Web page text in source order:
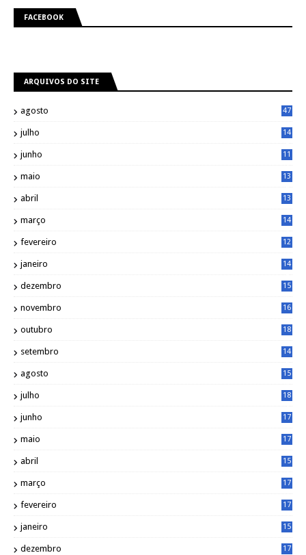
FACEBOOK
ARQUIVOS DO SITE
agosto 47
julho
14
junho
11
maio
13
abril
13
março
14
fevereiro
12
janeiro
14
dezembro
15
novembro
16
outubro
18
setembro
14
agosto
15
julho
18
junho
17
maio
17
abril
15
março
17
fevereiro
17
janeiro
15
dezembro
17